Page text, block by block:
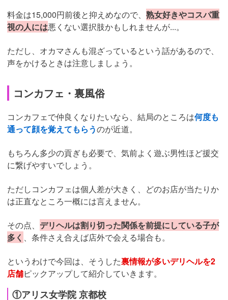
料金は15,000円前後と抑えめなので、 熟女好きやコスパ重
視の人には悪くない選択肢かもしれませんが...。
ただし、オカマさんも混ざっているという話があるので、
声をかけるときは注意しましょう。
コンカフェ・裏風俗
コンカフェで仲良くなりたいなら、結局のところは何度も
通って顔を覚えてもらうのが近道。
もちろん多少の貢ぎも必要で、気前よく遊ぶ男性ほど援交
に繋げやすいでしょう。
ただしコンカフェは個人差が大きく、どのお店が当たりか
は正直なところ一概には言えません。
その点、 デリヘルは割り切った関係を前提にしている子が
多く 、条件さえ合えば店外で会える場合も。
というわけで今回は、そうした裏情報が多いデリヘルを2
店舗ピックアップして紹介していきます。
①アリス女学院 京都校